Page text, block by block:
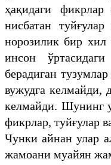
ҳақидаги
нисбатан
норозилик бир
инсон
берадиган
вужудга келмайди,
келмайди. Шунинг
фикрлар, туйғулар
Чунки айнан улар
жамоани муайян